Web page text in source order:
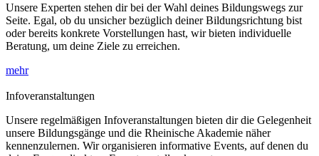
Unsere Experten stehen dir bei der Wahl deines Bildungswegs zur
Seite. Egal, ob du unsicher bezüglich deiner Bildungsrichtung bist
oder bereits konkrete Vorstellungen hast, wir bieten individuelle
Beratung, um deine Ziele zu erreichen.
mehr
Infoveranstaltungen
Unsere regelmäßigen Infoveranstaltungen bieten dir die Gelegenheit
unsere Bildungsgänge und die Rheinische Akademie näher
kennenzulernen. Wir organisieren informative Events, auf denen du